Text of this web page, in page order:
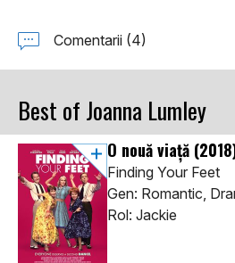
Comentarii (4)
Best of Joanna Lumley
O nouă viață
Finding Your Feet
Gen: Romantic,
Rol: Jackie